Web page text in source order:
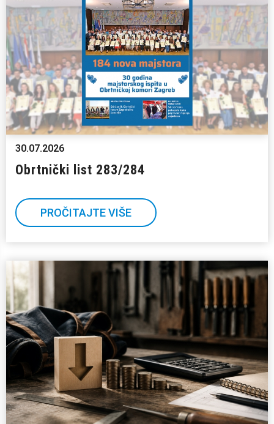
30.07.2026
Obrtnički list 283/284
PROČITAJTE VIŠE